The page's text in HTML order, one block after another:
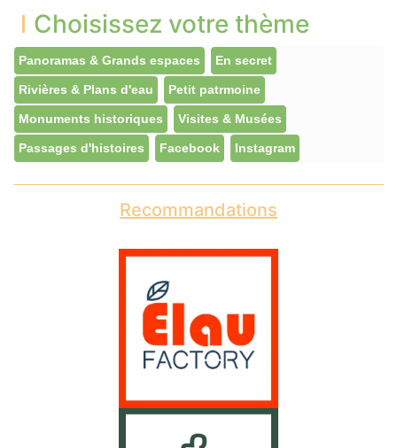
Choisissez votre thème
Panoramas & Grands espaces En secret
Rivières & Plans d'eau Petit patrmoine
Monuments historiques Visites & Musées
Passages d'histoires Facebook Instagram
Recommandations